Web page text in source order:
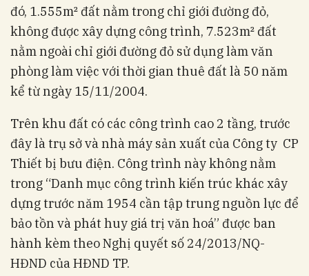
đó, 1.555m² đất nằm trong chỉ giới đường đỏ,
không được xây dựng công trình, 7.523m² đất
nằm ngoài chỉ giới đường đỏ sử dụng làm văn
phòng làm việc với thời gian thuê đất là 50 năm
kể từ ngày 15/11/2004.
Trên khu đất có các công trình cao 2 tầng, trước
đây là trụ sở và nhà máy sản xuất của Công ty CP
Thiết bị bưu điện. Công trình này không nằm
trong “Danh mục công trình kiến trúc khác xây
dựng trước năm 1954 cần tập trung nguồn lực để
bảo tồn và phát huy giá trị văn hoá” được ban
hành kèm theo Nghị quyết số 24/2013/NQ-
HĐND của HĐND TP.